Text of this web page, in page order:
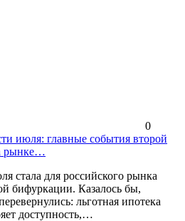
0
июля: главные события второй
рынке…
стала для российского рынка
бифуркации. Казалось бы,
льготная ипотека
доступность,…